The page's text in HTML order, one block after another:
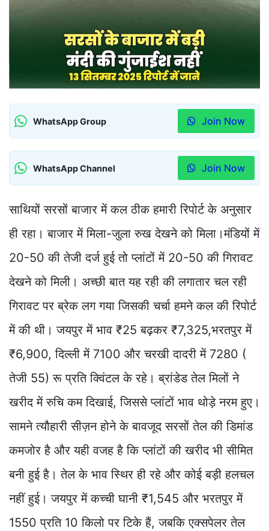
WhatsApp Group Join Now
WhatsApp Channel Join Now
साथियों सरसों बाजार में कल ठीक हमारी रिपोर्ट के अनुसार
ही रहा। बाजार में मिला-जुला रुख देखने को मिला।मंडियों में
20-50 की तेजी दर्ज हुई तो प्लांटों में 20-50 की गिरावट
देखने को मिली। अच्छी बात यह रही की लगातार चल रही
गिरावट पर ब्रेक लग गया जिसकी चर्चा हमने कल की रिपोर्ट
में की थी। जयपुर में भाव ₹25 बढ़कर ₹7,325,भरतपुर में
₹6,900, दिल्ली में 7100 और चरखी दादरी में 7280 (
तेजी 55) रू प्रति क्विंटल के रहे। ब्रांडेड तेल मिलों ने
खरीद में रुचि कम दिखाई, जिससे प्लांटों भाव थोड़े नरम हुए।
सामने त्यौहारी सीज़न होने के बावजूद सरसों तेल की डिमांड
कमजोर है और यही वजह है कि प्लांटों की खरीद भी सीमित
बनी हुई है। तेल के भाव स्थिर ही रहे और कोई बड़ी हलचल
नहीं हुई। जयपुर में कच्ची घानी ₹1,545 और भरतपुर में
1550 प्रति 10 किलो पर टिके हैं, जबकि एक्सपेलर तेल